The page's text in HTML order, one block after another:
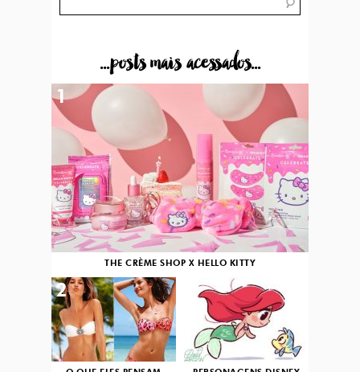
...posts mais acessados...
THE CRÈME SHOP X HELLO KITTY
1
2 3